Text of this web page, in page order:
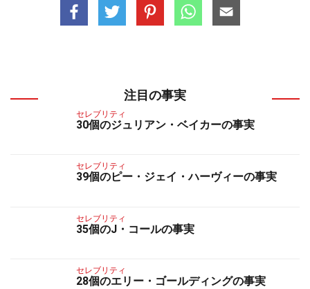
注目の事実
セレブリティ
30個のジュリアン・ベイカーの事実
セレブリティ
39個のピー・ジェイ・ハーヴィーの事実
セレブリティ
35個のJ・コールの事実
セレブリティ
28個のエリー・ゴールディングの事実